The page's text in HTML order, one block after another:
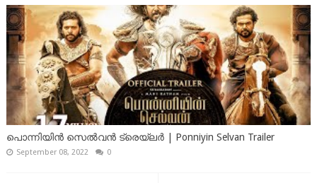
പൊന്നിയിൻ സെൽവൻ ട്രെയ്‌ലർ | Ponniyin Selvan Trailer
September 08, 2022 0